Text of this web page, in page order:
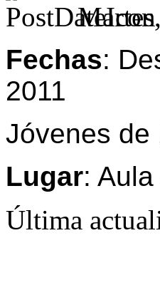
Fechas:
2011
Jóvenes de
Lugar:
Última